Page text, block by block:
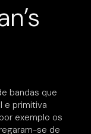
bandas que
e primitiva
exemplo os
se de